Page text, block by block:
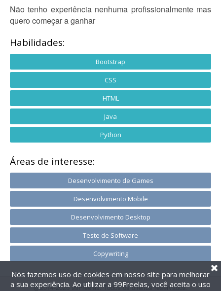
Não tenho experiência nenhuma profissionalmente mas
quero começar a ganhar
Habilidades:
Bootstrap
CSS
HTML
Java
Python
Áreas de interesse:
Desenvolvimento de Games
Desenvolvimento Mobile
Desenvolvimento Desktop
Teste de Software
Copywriting
@2014-2026 99Freelas. Todos os direitos reservados.
Nós fazemos uso de cookies em nosso site para melhorar
a sua experiência. Ao utilizar a 99Freelas, você aceita o uso